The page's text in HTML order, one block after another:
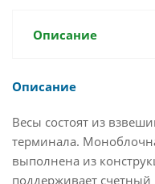
Описание
Описание
Весы состоят из
терминала.
выполнена из
поддерживает